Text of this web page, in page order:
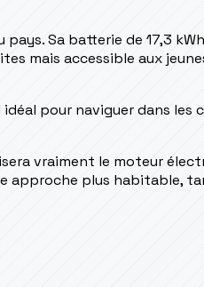
Sa batterie de 17,3
mais accessible aux
pour naviguer dans les
vraiment le moteur
approche plus habitable,